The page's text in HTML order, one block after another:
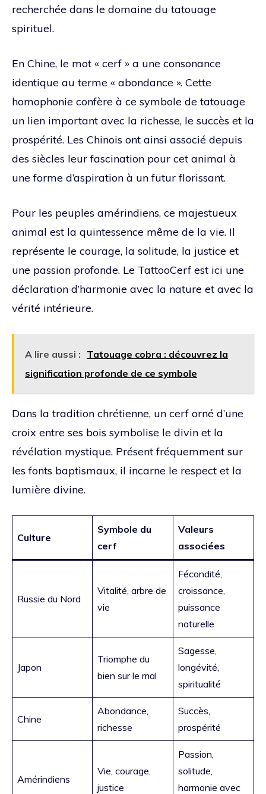
recherchée dans le domaine du tatouage
spirituel.
En Chine, le mot « cerf » a une consonance
identique au terme « abondance ». Cette
homophonie confère à ce symbole de tatouage
un lien important avec la richesse, le succès et la
prospérité. Les Chinois ont ainsi associé depuis
des siècles leur fascination pour cet animal à
une forme d’aspiration à un futur florissant.
Pour les peuples amérindiens, ce majestueux
animal est la quintessence même de la vie. Il
représente le courage, la solitude, la justice et
une passion profonde. Le TattooCerf est ici une
déclaration d’harmonie avec la nature et avec la
vérité intérieure.
A lire aussi : Tatouage cobra : découvrez la
signification profonde de ce symbole
Dans la tradition chrétienne, un cerf orné d’une
croix entre ses bois symbolise le divin et la
révélation mystique. Présent fréquemment sur
les fonts baptismaux, il incarne le respect et la
lumière divine.
Culture
Symbole du
cerf
Valeurs
associées
Russie du Nord
Vitalité, arbre de
vie
Fécondité,
croissance,
puissance
naturelle
Japon
Triomphe du
bien sur le mal
Sagesse,
longévité,
spiritualité
Chine
Abondance,
richesse
Succès,
prospérité
Amérindiens
Vie, courage,
justice
Passion,
solitude,
harmonie avec